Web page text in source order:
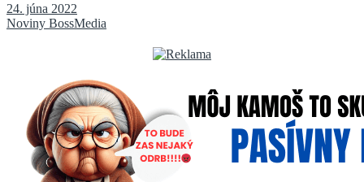
24. júna 2022
Noviny BossMedia